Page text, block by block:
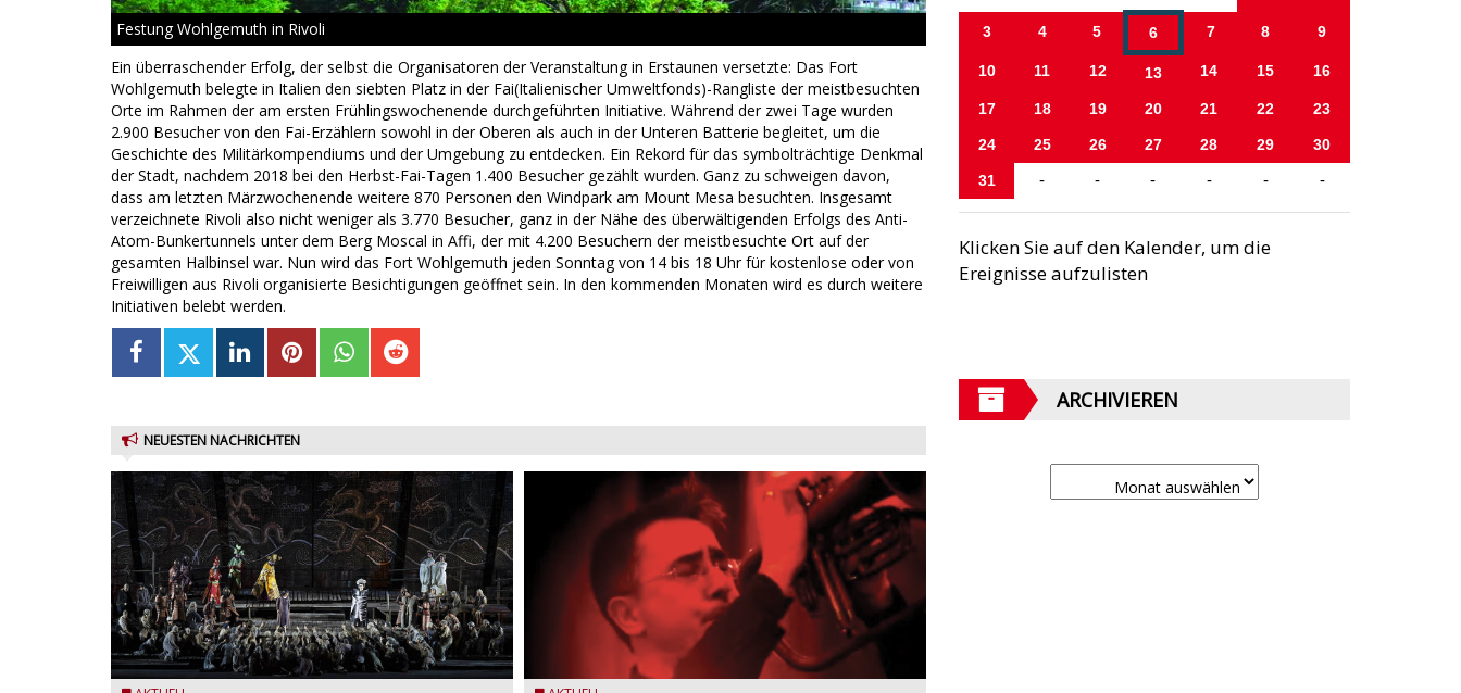
Festung Wohlgemuth in Rivoli
Ein überraschender Erfolg, der selbst die Organisatoren der Veranstaltung in Erstaunen versetzte: Das Fort
Wohlgemuth belegte in Italien den siebten Platz in der Fai(Italienischer Umweltfonds)-Rangliste der meistbesuchten
Orte im Rahmen der am ersten Frühlingswochenende durchgeführten Initiative. Während der zwei Tage wurden
2.900 Besucher von den Fai-Erzählern sowohl in der Oberen als auch in der Unteren Batterie begleitet, um die
Geschichte des Militärkompendiums und der Umgebung zu entdecken. Ein Rekord für das symbolträchtige Denkmal
der Stadt, nachdem 2018 bei den Herbst-Fai-Tagen 1.400 Besucher gezählt wurden. Ganz zu schweigen davon,
dass am letzten Märzwochenende weitere 870 Personen den Windpark am Mount Mesa besuchten. Insgesamt
verzeichnete Rivoli also nicht weniger als 3.770 Besucher, ganz in der Nähe des überwältigenden Erfolgs des Anti-
Atom-Bunkertunnels unter dem Berg Moscal in Affi, der mit 4.200 Besuchern der meistbesuchte Ort auf der
gesamten Halbinsel war. Nun wird das Fort Wohlgemuth jeden Sonntag von 14 bis 18 Uhr für kostenlose oder von
Freiwilligen aus Rivoli organisierte Besichtigungen geöffnet sein. In den kommenden Monaten wird es durch weitere
Initiativen belebt werden.
NEUESTEN NACHRICHTEN
3 4 5 6 7 8 9
10 11 12 13 14 15 16
17 18 19 20 21 22 23
24 25 26 27 28 29 30
31 - - - - - -
Klicken Sie auf den Kalender, um die
Ereignisse aufzulisten
ARCHIVIEREN